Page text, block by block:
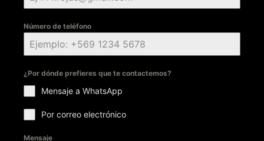
Número de teléfono
¿Por dónde prefieres que te contactemos?
Mensaje a WhatsApp
Por correo electrónico
Mensaje